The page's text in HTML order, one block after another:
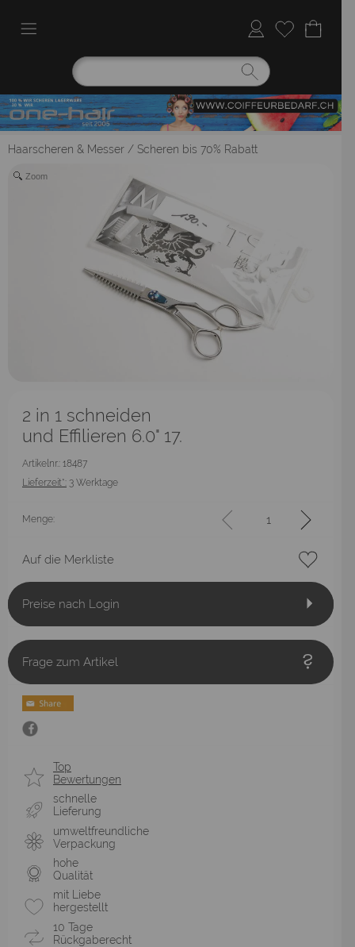
Haarscheren & Messer / Scheren bis 70% Rabatt
Zoom
2 in 1 schneiden
und Effilieren 6.0" 17.
Artikelnr.: 18487
Lieferzeit*: 3 Werktage
Menge:
Auf die Merkliste
Preise nach Login
Frage zum Artikel
Top
Bewertungen
schnelle
Lieferung
umweltfreundliche
Verpackung
hohe
Qualität
mit Liebe
hergestellt
10 Tage
Rückgaberecht